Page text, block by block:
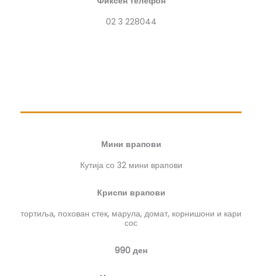
02 3 228044
Мини врапови
Кутија со 32 мини врапови
Криспи врапови
тортиља, похован стек, марула, домат, корнишони и кари
сос
990 ден